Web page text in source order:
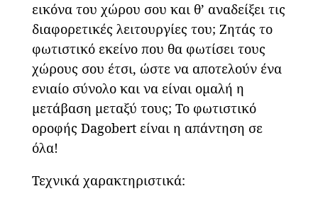
εικόνα του χώρου σου και θ’ αναδείξει τις
διαφορετικές λειτουργίες του; Ζητάς το
φωτιστικό εκείνο που θα φωτίσει τους
χώρους σου έτσι, ώστε να αποτελούν ένα
ενιαίο σύνολο και να είναι ομαλή η
μετάβαση μεταξύ τους; Το φωτιστικό
οροφής Dagobert είναι η απάντηση σε
όλα!
Τεχνικά χαρακτηριστικά: